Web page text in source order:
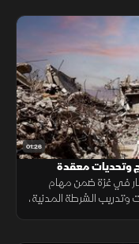
01:26
وتحديات معقدة
في غزة ضمن مهام
الشرطة المدنية،